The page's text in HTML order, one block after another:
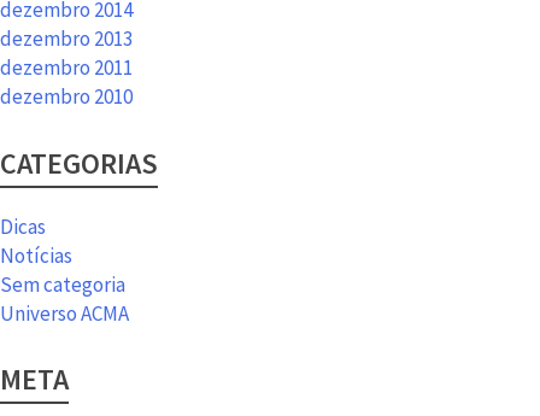
dezembro 2014
dezembro 2013
dezembro 2011
dezembro 2010
CATEGORIAS
Dicas
Notícias
Sem categoria
Universo ACMA
META